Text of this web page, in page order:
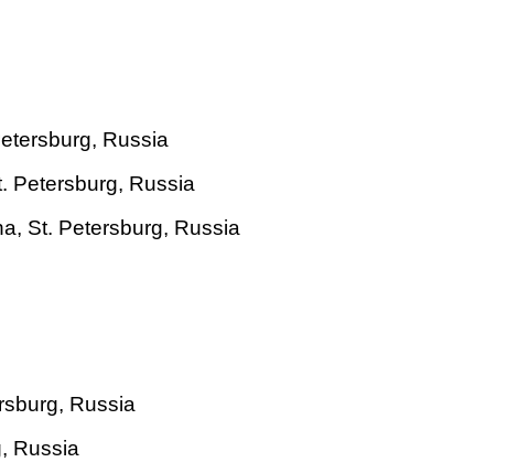
Russia
Petersburg, Russia
St. Petersburg, Russia
Russia
Russia